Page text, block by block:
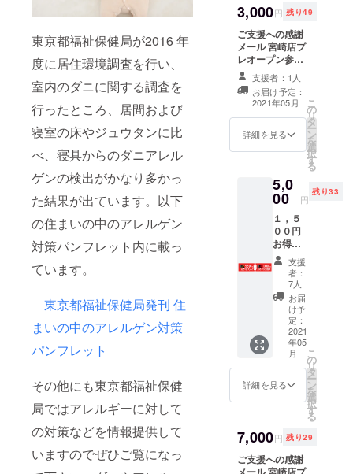
東京都福祉保健局が2016 年
度に居住環境調査を行い、
室内のダニに関する調査を
行ったところ、居間および
寝室の床やジュウタンに比
べ、寝具からのダニアレル
ゲンの検出がかなり多かっ
た結果が出ています。以下
の住まいの中のアレルゲン
対策パンフレット内に載っ
ています。
東京都福祉保健局発刊 住
まいの中のアレルゲン対策
パンフレット
その他にも東京都福祉保健
局ではアレルギーに対して
の対策などを情報提供して
いますのでぜひご覧になっ
招待させていた
だきます。混雑
の無いより快適
なご利用が出来
るようにご案内
させていただき
ます。 宮崎店プ
リペイドカード
2,000円 5％お得
な2,100円分のプ
リペイドカード
です。 ※プリペ
いただけます。
3,000円 残り49
ご支援への感謝
メール 宮崎店プ
レオープン参加
プレオープンの
際にご入場とコ
インランドリー
のご利用が可能
です。 オープン
当日は混雑が予
招待させていた
だきます。混雑
なご利用が出来
るようにご案内
させていただき
ます。 お任せ洗
いサービス提供
プレオープン当
日にお任せ洗い
のサービス料金
1000円分を提供
させていただき
ます。
支援者：1人
お届け予定：
2021年05月
詳細を見る
こ
の
リ
タ
ー
ン
を
選
択
す
る
5,0
00 円
残り33
１，５
００円
お得な
ゴール
ドプリ
ペイド
カード
５，０
００円
で５，
５００
円分使
えるプ
リペイ
ドカー
ドにさ
１，０
００円
分のプ
リペイ
支援
者：
7人
お届
け予
定：
2021
年05
月
詳細を見る
こ
の
リ
タ
ー
ン
を
選
択
す
る
7,000円 残り29
ご支援への感謝